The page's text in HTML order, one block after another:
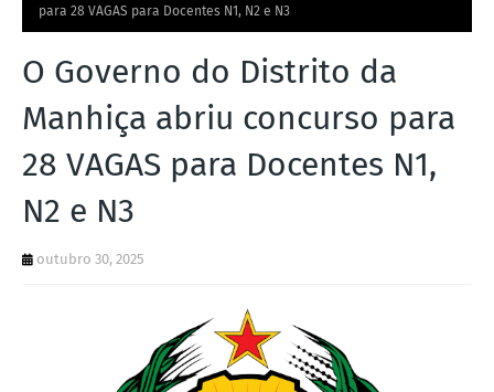
A
S
para 28 VAGAS para Docentes N1, N2 e N3
O Governo do Distrito da
Manhiça abriu concurso para
28 VAGAS para Docentes N1,
N2 e N3
outubro 30, 2025